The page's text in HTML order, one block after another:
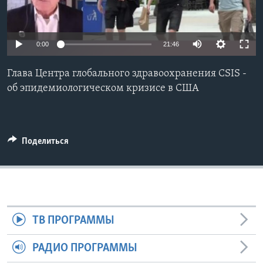
Learning English
0:00 21:46
Глава Центра глобального здравоохранения CSIS -
об эпидемиологическом кризисе в США
Поделиться
ТВ ПРОГРАММЫ
РАДИО ПРОГРАММЫ